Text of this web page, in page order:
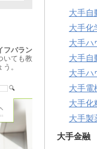
フバラン
いても教
。
大手自
大手化
大手ハ
大手自
大手ハ
大手電
大手化
大手製
大手金融